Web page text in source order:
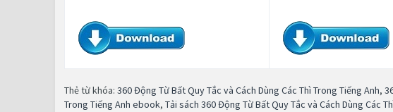
Thẻ từ khóa: 360 Động Từ Bất Quy Tắc và Cách Dùng Các Thì Trong Tiếng Anh,
Trong Tiếng Anh ebook, Tải sách 360 Động Từ Bất Quy Tắc và Cách Dùng Các